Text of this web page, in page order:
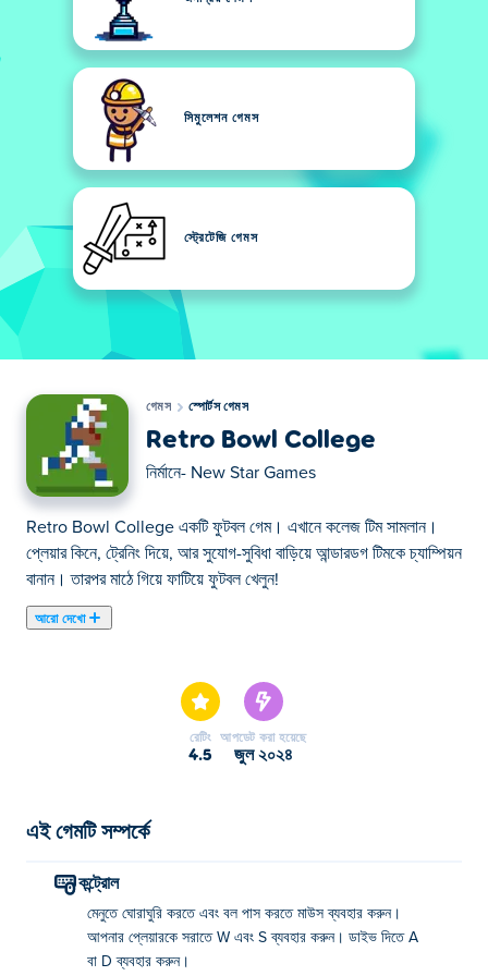
সিমুলেশন গেমস
স্ট্রেটেজি গেমস
গেমস স্পোর্টস গেমস
Retro Bowl College
নির্মানে- New Star Games
Retro Bowl College একটি ফুটবল গেম। এখানে কলেজ টিম সামলান।
প্লেয়ার কিনে, ট্রেনিং দিয়ে, আর সুযোগ-সুবিধা বাড়িয়ে আন্ডারডগ টিমকে চ্যাম্পিয়ন
বানান। তারপর মাঠে গিয়ে ফাটিয়ে ফুটবল খেলুন!
আরো দেখো
রেটিং
4.5
আপডেট করা হয়েছে
জুল ২০২৪
এই গেমটি সম্পর্কে
কন্ট্রোল
মেনুতে ঘোরাঘুরি করতে এবং বল পাস করতে মাউস ব্যবহার করুন।
আপনার প্লেয়ারকে সরাতে W এবং S ব্যবহার করুন। ডাইভ দিতে A
বা D ব্যবহার করুন।